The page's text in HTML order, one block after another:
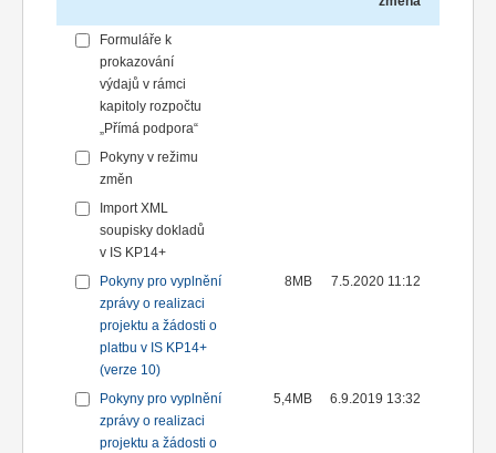
Formuláře k
prokazování
výdajů v rámci
kapitoly rozpočtu
„Přímá podpora“
Pokyny v režimu
změn
Import XML
soupisky dokladů
v IS KP14+
Pokyny pro vyplnění
zprávy o realizaci
projektu a žádosti o
platbu v IS KP14+
(verze 10)
8MB 7.5.2020 11:12
Pokyny pro vyplnění
zprávy o realizaci
projektu a žádosti o
5,4MB 6.9.2019 13:32